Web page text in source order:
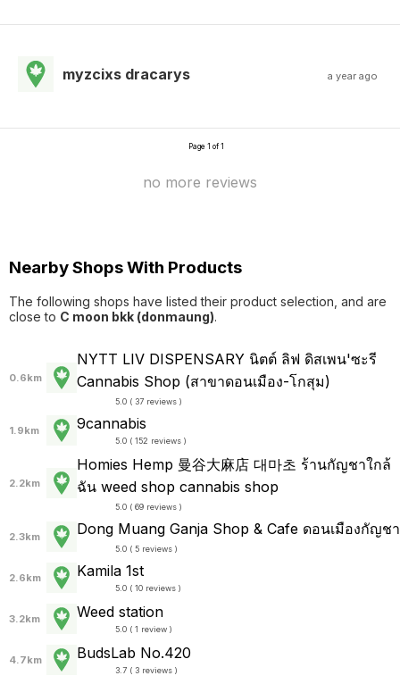
myzcixs dracarys a year ago
Page 1 of 1
no more reviews
Nearby Shops With Products
The following shops have listed their product selection, and are
close to C moon bkk (donmaung).
0.6km
NYTT LIV DISPENSARY นิตต์ ลิฟ ดิสเพน'ซะรี
Cannabis Shop (สาขาดอนเมือง-โกสุม)
5.0 ( 37 reviews )
1.9km 9cannabis
5.0 ( 152 reviews )
2.2km
Homies Hemp 曼谷大麻店 대마초 ร้านกัญชาใกล้
ฉัน weed shop cannabis shop
5.0 ( 69 reviews )
2.3km Dong Muang Ganja Shop & Cafe ดอนเมืองกัญชา
5.0 ( 5 reviews )
2.6km Kamila 1st
5.0 ( 10 reviews )
3.2km Weed station
5.0 ( 1 review )
4.7km BudsLab No.420
3.7 ( 3 reviews )